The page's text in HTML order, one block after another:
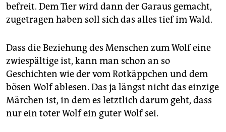
befreit. Dem Tier wird dann der Garaus gemacht,
zugetragen haben soll sich das alles tief im Wald.
Dass die Beziehung des Menschen zum Wolf eine
zwiespältige ist, kann man schon an so
Geschichten wie der vom Rotkäppchen und dem
bösen Wolf ablesen. Das ja längst nicht das einzige
Märchen ist, in dem es letztlich darum geht, dass
nur ein toter Wolf ein guter Wolf sei.